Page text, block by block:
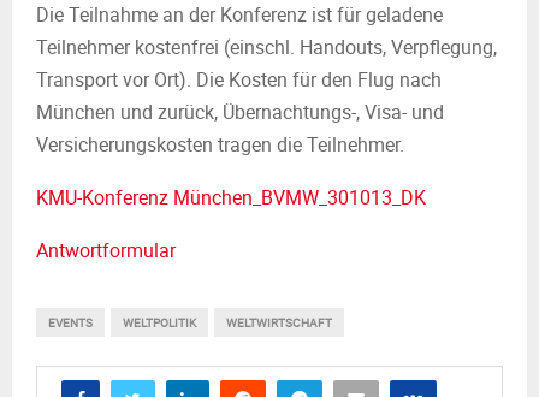
Die Teilnahme an der Konferenz ist für geladene
Teilnehmer kostenfrei (einschl. Handouts, Verpflegung,
Transport vor Ort). Die Kosten für den Flug nach
München und zurück, Übernachtungs-, Visa- und
Versicherungskosten tragen die Teilnehmer.
KMU-Konferenz München_BVMW_301013_DK
Antwortformular
EVENTS WELTPOLITIK WELTWIRTSCHAFT